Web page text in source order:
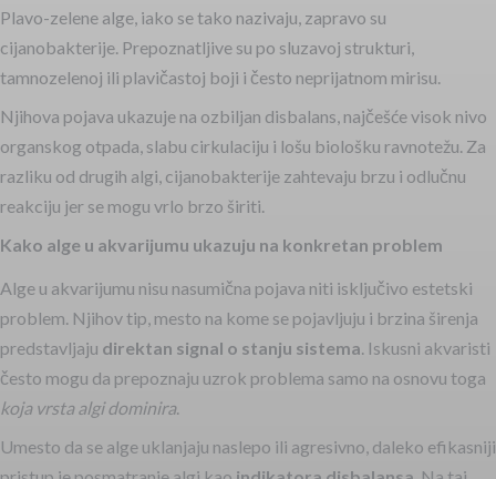
Plavo-zelene alge, iako se tako nazivaju, zapravo su
cijanobakterije. Prepoznatljive su po sluzavoj strukturi,
tamnozelenoj ili plavičastoj boji i često neprijatnom mirisu.
Njihova pojava ukazuje na ozbiljan disbalans, najčešće visok nivo
organskog otpada, slabu cirkulaciju i lošu biološku ravnotežu. Za
razliku od drugih algi, cijanobakterije zahtevaju brzu i odlučnu
reakciju jer se mogu vrlo brzo širiti.
Kako alge u akvarijumu ukazuju na konkretan problem
Alge u akvarijumu nisu nasumična pojava niti isključivo estetski
problem. Njihov tip, mesto na kome se pojavljuju i brzina širenja
predstavljaju direktan signal o stanju sistema . Iskusni akvaristi
često mogu da prepoznaju uzrok problema samo na osnovu toga
koja vrsta algi dominira.
Umesto da se alge uklanjaju naslepo ili agresivno, daleko efikasniji